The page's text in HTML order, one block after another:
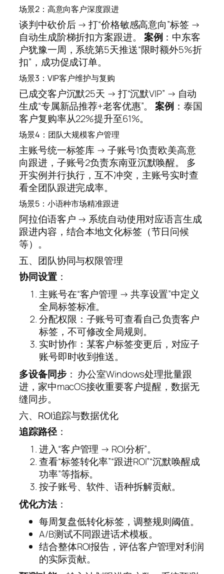
场景2：高意向客户深度跟进
谈判中砍价后 → 打“价格敏感高意向”标签 →
自动生成阶梯折扣方案跟进。 案例：中东客
户犹豫一周，系统第5天推送“限时额外5%折
扣”，成功促成订单。
场景3：VIP客户维护与复购
已成交客户沉默25天 → 打“沉默VIP” → 自动
生成“专属新品推荐+老客优惠”。案例 ：泰国
客户复购率从22%提升至61%。
场景4：团队大规模客户管理
主账号统一标签库 → 子账号1负责欧美高意
向跟进，子账号2负责东南亚沉默唤醒。 多
开实例并行执行，互不冲突，主账号实时查
看全团队跟进完成率。
场景5：小语种市场精准跟进
阿拉伯语客户 → 系统自动使用对应语言生成
跟进内容，结合本地文化标签（节日问候
等）。
五、团队协同与权限管理
协同设置：
主账号在“客户管理 → 共享设置”中定义
全局标签标准。
分配权限：子账号可查看自己负责客户
标签，不可修改全局规则。
实时协作：某客户标签变更后，对应子
账号即时收到推送。
多设备同步： 办公室Windows处理批量跟
进，家中macOS接收重要客户提醒，数据无
缝同步。
六、ROI追踪与数据优化
追踪路径：
进入“客户管理 → ROI分析”。
查看“标签转化率”“跟进ROI”“沉默唤醒成
功率”等指标。
按子账号、软件、语种拆解贡献。
优化方法：
每周复盘低转化标签，调整规则阈值。
A/B测试不同跟进话术模板。
结合整体ROI报告，评估客户管理对利润
的实际贡献。